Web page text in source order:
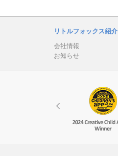
リトルフォックス紹介
会社情報
お知らせ